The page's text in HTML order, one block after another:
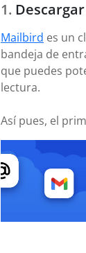
Mailbird es un
bandeja de
que puedes
lectura.
Así pues, el